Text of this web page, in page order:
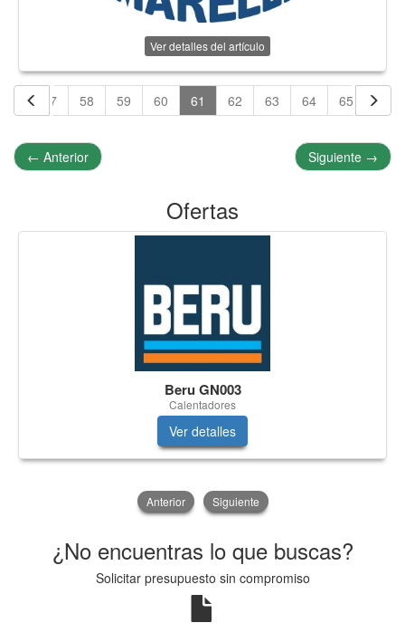
Ver detalles del artículo
57 58 59 60 61 62 63 64 65 66
← Anterior Siguiente →
Ofertas
Beru GN003
Calentadores
Ver detalles
Anterior Siguiente
¿No encuentras lo que buscas?
Solicitar presupuesto sin compromiso